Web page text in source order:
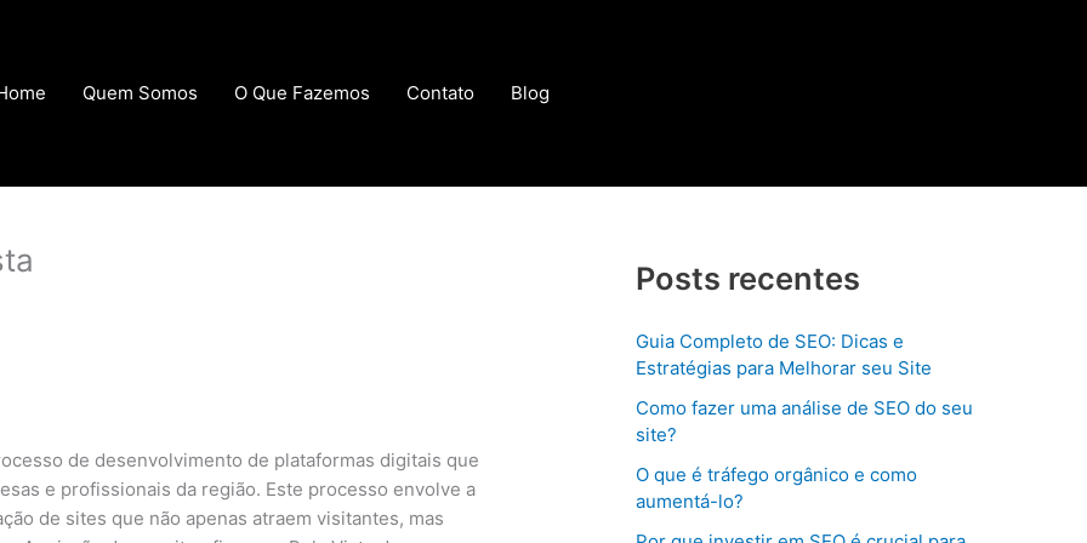
Quem Somos O Que Fazemos Contato Blog
de desenvolvimento de plataformas digitais que
e profissionais da região. Este processo envolve a
de sites que não apenas atraem visitantes, mas
Posts recentes
Guia Completo de SEO: Dicas e
Estratégias para Melhorar seu Site
Como fazer uma análise de SEO do seu
site?
O que é tráfego orgânico e como
aumentá-lo?